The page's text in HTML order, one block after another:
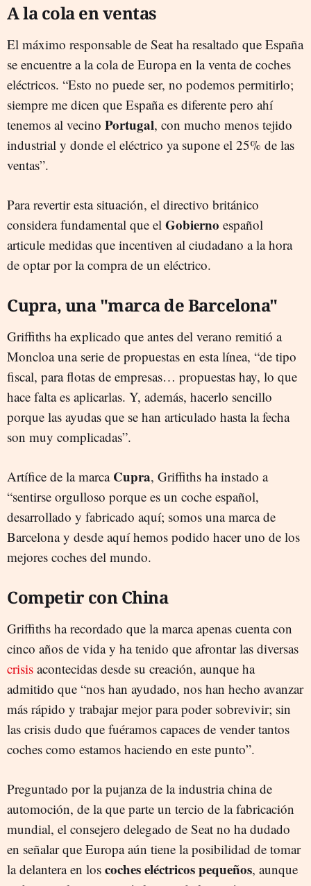
A la cola en ventas
El máximo responsable de Seat ha resaltado que España
se encuentre a la cola de Europa en la venta de coches
eléctricos. “Esto no puede ser, no podemos permitirlo;
siempre me dicen que España es diferente pero ahí
tenemos al vecino Portugal, con mucho menos tejido
industrial y donde el eléctrico ya supone el 25% de las
ventas”.
Para revertir esta situación, el directivo británico
considera fundamental que el Gobierno español
articule medidas que incentiven al ciudadano a la hora
de optar por la compra de un eléctrico.
Cupra, una "marca de Barcelona"
Griffiths ha explicado que antes del verano remitió a
Moncloa una serie de propuestas en esta línea, “de tipo
fiscal, para flotas de empresas… propuestas hay, lo que
hace falta es aplicarlas. Y, además, hacerlo sencillo
porque las ayudas que se han articulado hasta la fecha
son muy complicadas”.
Artífice de la marca Cupra, Griffiths ha instado a
“sentirse orgulloso porque es un coche español,
desarrollado y fabricado aquí; somos una marca de
Barcelona y desde aquí hemos podido hacer uno de los
mejores coches del mundo.
Competir con China
Griffiths ha recordado que la marca apenas cuenta con
cinco años de vida y ha tenido que afrontar las diversas
crisis acontecidas desde su creación, aunque ha
admitido que “nos han ayudado, nos han hecho avanzar
más rápido y trabajar mejor para poder sobrevivir; sin
las crisis dudo que fuéramos capaces de vender tantos
coches como estamos haciendo en este punto”.
Preguntado por la pujanza de la industria china de
automoción, de la que parte un tercio de la fabricación
mundial, el consejero delegado de Seat no ha dudado
en señalar que Europa aún tiene la posibilidad de tomar
la delantera en los coches eléctricos pequeños, aunque